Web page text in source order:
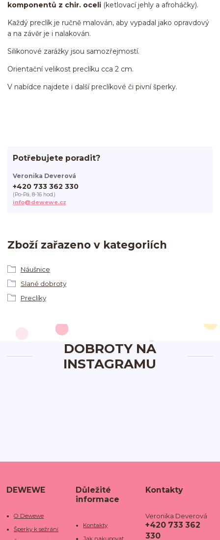
komponentů z chir. oceli (ketlovací jehly a afroháčky).
Každý preclík je ručně malován, aby vypadal jako opravdový
a na závěr je i nalakován.
Silikonové zarážky jsou samozřejmostí.
Orientační velikost preclíku cca 2 cm.
V nabídce najdete i další preclíkové či pivní šperky.
Zboží zařazeno v kategoriích
Náušnice
Slané dobroty
Preclíky
Potřebujete poradit?
Veronika Deverová
+420 733 362 330
(Po-Pá, 8-16 hod.)
info@dewewe.cz
DOBROTY NA
INSTAGRAMU
DEWEWE
O Dewewe
Šperky k sežrání
Důležité
informace
Kontakty
Jak nakupovat
Kontakty
Veronika Deverová
+420 733 362
330